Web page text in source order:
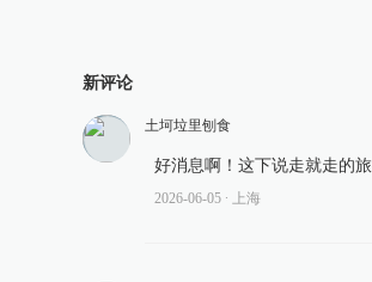
新评论
土坷垃里刨食
好消息啊！这下说走就走的
2026-06-05 ∙ 上海